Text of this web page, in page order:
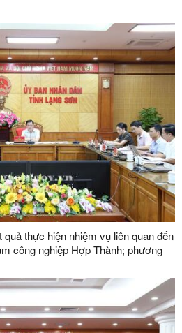
thực hiện nhiệm vụ liên quan đến
công nghiệp Hợp Thành; phương
dự án Khu công nghiệp VSIP Lạng